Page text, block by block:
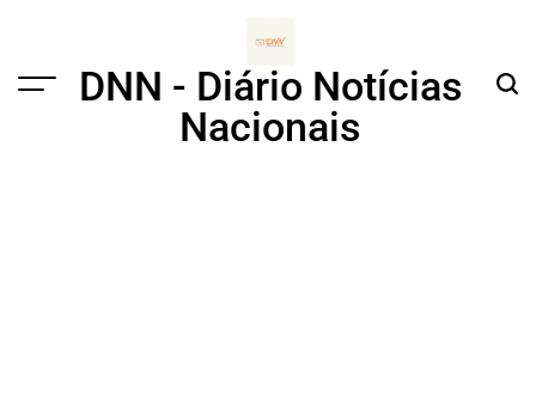
Menu
DNN - Diário Notícias
Nacionais